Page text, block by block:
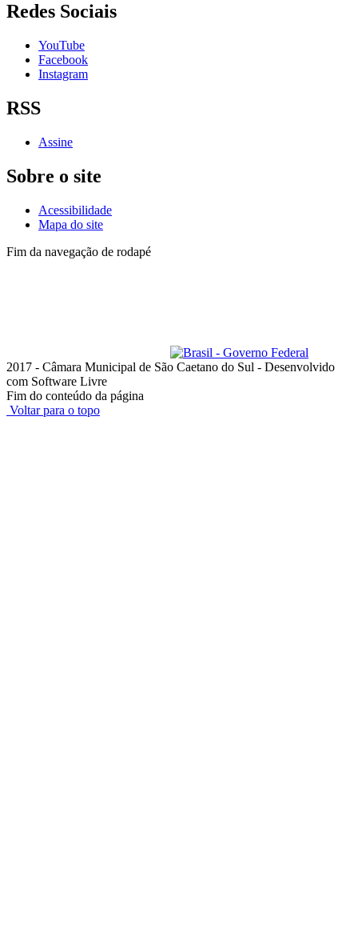
Redes Sociais
YouTube
Facebook
Instagram
RSS
Assine
Sobre o site
Acessibilidade
Mapa do site
Fim da navegação de rodapé
2017 - Câmara Municipal de São Caetano do Sul - Desenvolvido
com Software Livre
Fim do conteúdo da página
Voltar para o topo